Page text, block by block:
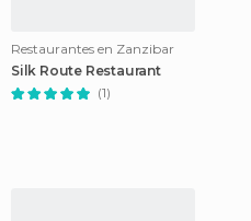
Restaurantes en Zanzibar
Silk Route Restaurant
(1)